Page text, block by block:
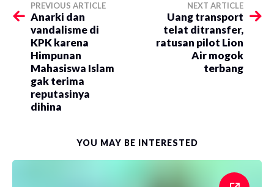
PREVIOUS ARTICLE
Anarki dan
vandalisme di
KPK karena
Himpunan
Mahasiswa Islam
gak terima
reputasinya
dihina
NEXT ARTICLE
Uang transport
telat ditransfer,
ratusan pilot Lion
Air mogok
terbang
YOU MAY BE INTERESTED